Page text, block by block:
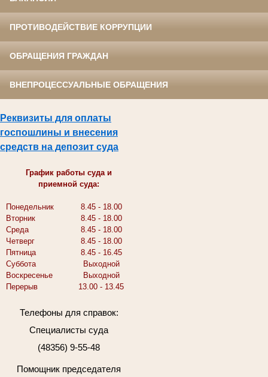
ПРОТИВОДЕЙСТВИЕ КОРРУПЦИИ
ОБРАЩЕНИЯ ГРАЖДАН
ВНЕПРОЦЕССУАЛЬНЫЕ ОБРАЩЕНИЯ
Реквизиты для оплаты
госпошлины и внесения
средств на депозит суда
График работы суда и
приемной суда:
Понедельник
8.45 - 18.00
Вторник
8.45 - 18.00
Среда
8.45 - 18.00
Четверг
8.45 - 18.00
Пятница
8.45 - 16.45
Суббота
Выходной
Воскресенье
Выходной
Перерыв
13.00 - 13.45
Телефоны для справок:
Специалисты суда
(48356) 9-55-48
Помощник председателя